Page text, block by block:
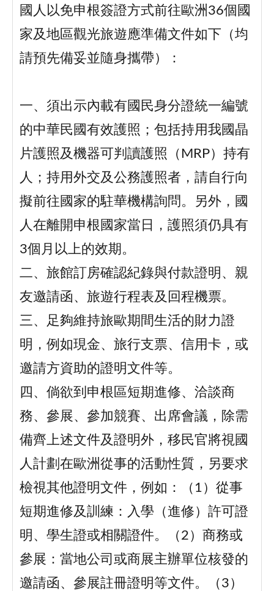
國人以免申根簽證方式前往歐洲36個國
家及地區觀光旅遊應準備文件如下（均
請預先備妥並隨身攜帶）：
一、須出示內載有國民身分證統一編號
的中華民國有效護照；包括持用我國晶
片護照及機器可判讀護照（MRP）持有
人；持用外交及公務護照者，請自行向
擬前往國家的駐華機構詢問。另外，國
人在離開申根國家當日，護照須仍具有
3個月以上的效期。
二、旅館訂房確認紀錄與付款證明、親
友邀請函、旅遊行程表及回程機票。
三、足夠維持旅歐期間生活的財力證
明，例如現金、旅行支票、信用卡，或
邀請方資助的證明文件等。
四、倘欲到申根區短期進修、洽談商
務、參展、參加競賽、出席會議，除需
備齊上述文件及證明外，移民官將視國
人計劃在歐洲從事的活動性質，另要求
檢視其他證明文件，例如：（1）從事
短期進修及訓練：入學（進修）許可證
明、學生證或相關證件。（2）商務或
參展：當地公司或商展主辦單位核發的
邀請函、參展註冊證明等文件。（3）